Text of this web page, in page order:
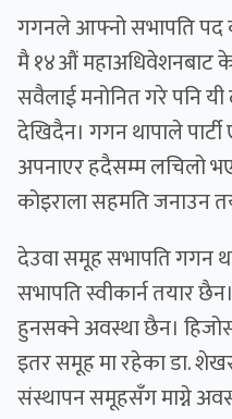
गगनले आफ्नो सभापति पद
मै १४औं महाअधिवेशनबाट
सवैलाई मनोनित गरे पनि
देखिदैन। गगन थापाले
अपनाएर हदैसम्म लचिलो
कोइराला सहमति जनाउन
देउवा समूह सभापति गगन
सभापति स्वीकार्न तयार
हुनसक्ने अवस्था छैन।
इतर समूह मा रहेका डा.
संस्थापन समूहसँग माग्ने